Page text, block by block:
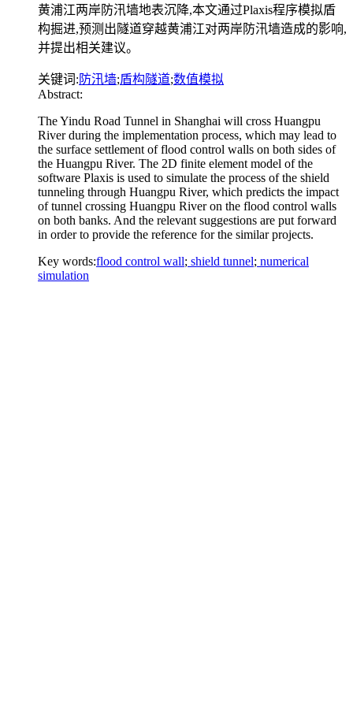
黄浦江两岸防汛墙地表沉降,本文通过Plaxis程序模拟盾
构掘进,预测出隧道穿越黄浦江对两岸防汛墙造成的影响,
并提出相关建议。
关键词: 防汛墙;盾构隧道;数值模拟
Abstract:
The Yindu Road Tunnel in Shanghai will cross Huangpu
River during the implementation process, which may lead to
the surface settlement of flood control walls on both sides of
the Huangpu River. The 2D finite element model of the
software Plaxis is used to simulate the process of the shield
tunneling through Huangpu River, which predicts the impact
of tunnel crossing Huangpu River on the flood control walls
on both banks. And the relevant suggestions are put forward
in order to provide the reference for the similar projects.
Key words:flood control wall; shield tunnel; numerical
simulation